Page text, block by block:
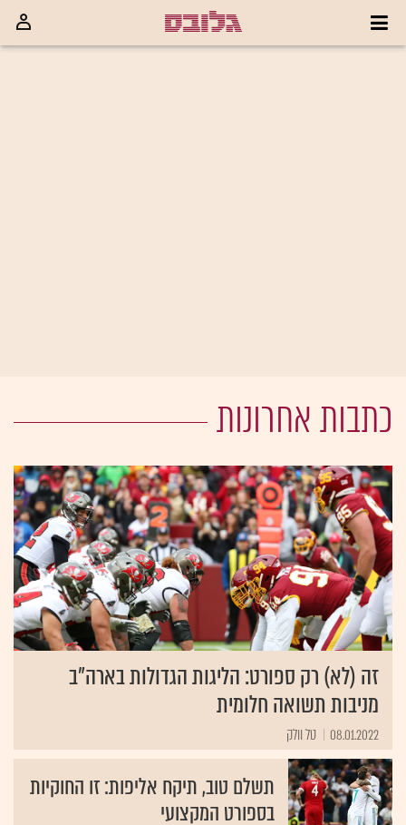
כתבות אחרונות
זה (לא) רק ספורט: הליגות הגדולות בארה”ב
מניבות תשואה חלומית
08.01.2022 טל וולק
תשלם טוב, תיקח אליפות: זו החוקיות
בספורט המקצועי